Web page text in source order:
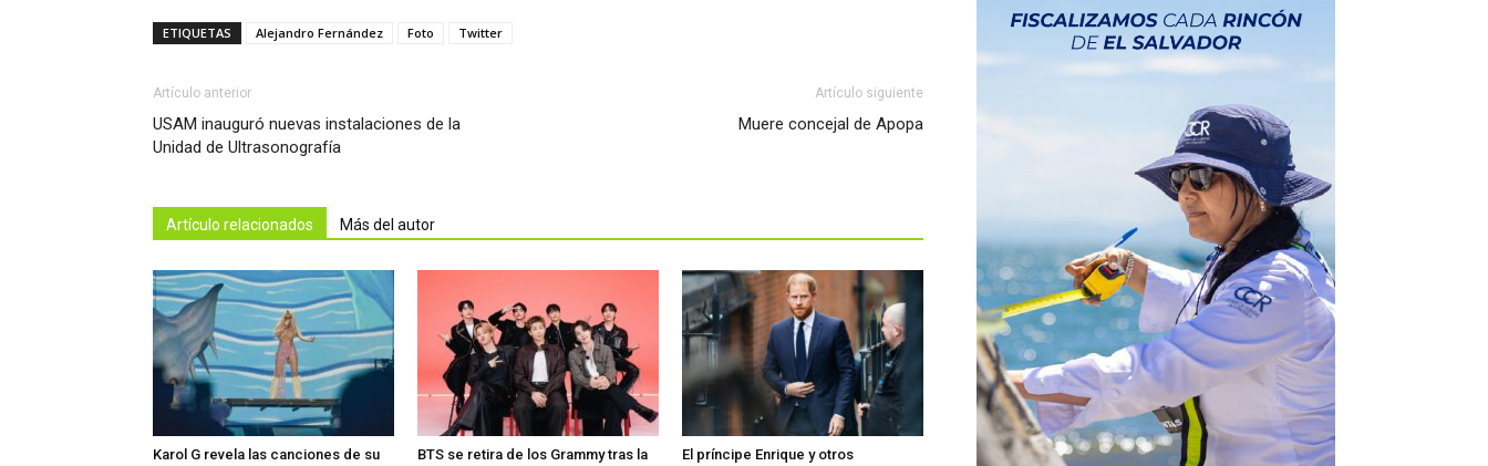
ETIQUETAS Alejandro Fernández Foto Twitter
Artículo anterior
USAM inauguró nuevas instalaciones de la
Unidad de Ultrasonografía
Artículo siguiente
Muere concejal de Apopa
Artículo relacionados Más del autor
Karol G revela las canciones de su
BTS se retira de los Grammy tras la
El príncipe Enrique y otros